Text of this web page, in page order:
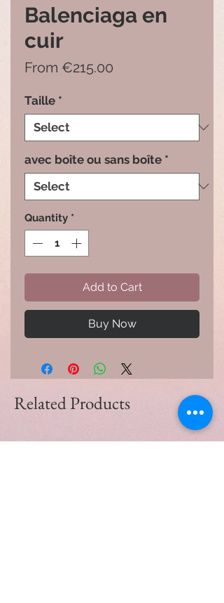
Balenciaga en
cuir
From €215.00
Taille *
avec boîte ou sans boîte *
Quantity *
Add to Cart
Buy Now
Related Products